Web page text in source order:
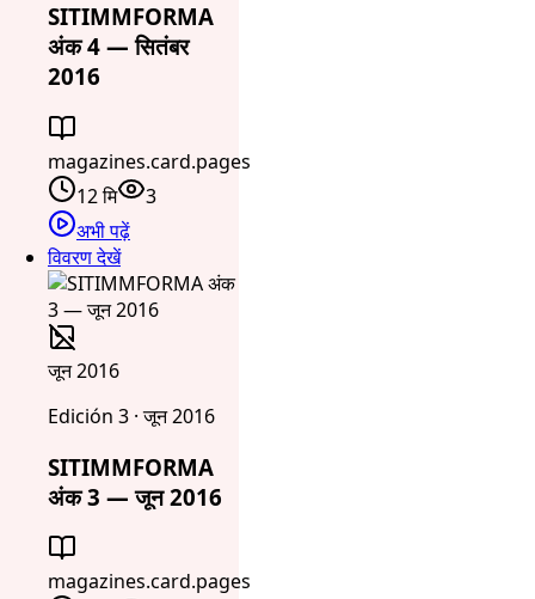
SITIMMFORMA
अंक 4 — सितंबर
2016
magazines.card.pages
12 मि
3
अभी पढ़ें
विवरण देखें
जून 2016
Edición 3 · जून 2016
SITIMMFORMA
अंक 3 — जून 2016
magazines.card.pages